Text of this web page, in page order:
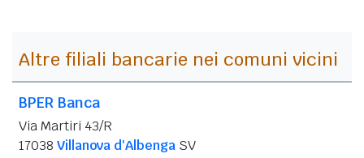
Altre filiali bancarie nei comuni vicini
BPER Banca
Via Martiri 43/R
17038 Villanova d'Albenga SV